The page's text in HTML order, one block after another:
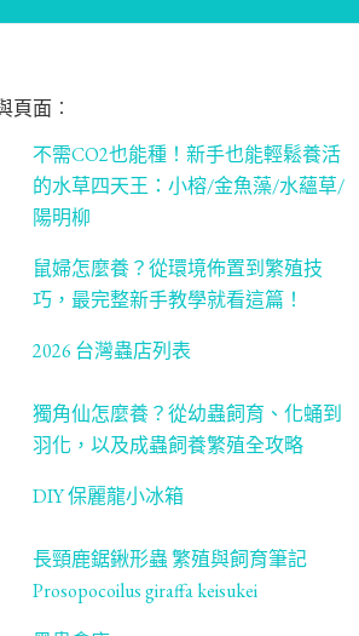
頁面︰
不需CO2也能種！新手也能輕鬆養活
的水草四天王：小榕/金魚藻/水蘊草/
陽明柳
鼠婦怎麼養？從環境佈置到繁殖技
巧，最完整新手教學就看這篇！
2026 台灣蟲店列表
獨角仙怎麼養？從幼蟲飼育、化蛹到
羽化，以及成蟲飼養繁殖全攻略
DIY 保麗龍小冰箱
長頸鹿鋸鍬形蟲 繁殖與飼育筆記
Prosopocoilus giraffa keisukei